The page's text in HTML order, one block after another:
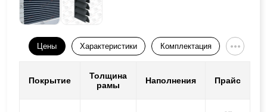
Цены Характеристики Комплектация
Покрытие
Толщина
рамы
Наполнения Прайс